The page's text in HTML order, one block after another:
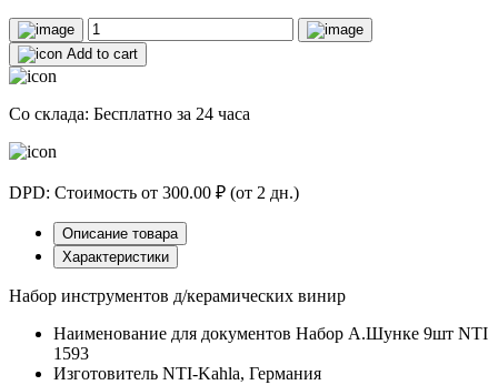
Add to cart
Со склада: Бесплатно за 24 часа
DPD: Стоимость от 300.00 ₽ (от 2 дн.)
Описание товара
Характеристики
Набор инструментов д/керамических винир
Наименование для документов Набор А.Шунке 9шт NTI
1593
Изготовитель NTI-Kahla, Германия